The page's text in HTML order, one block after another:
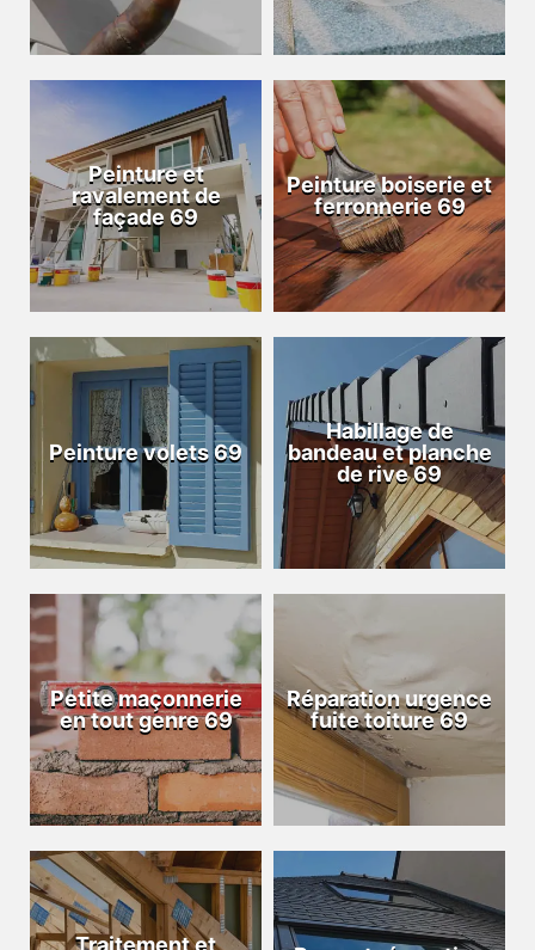
Peinture et
ravalement de
façade 69
Peinture boiserie et
ferronnerie 69
Peinture volets 69
Habillage de
bandeau et planche
de rive 69
Petite maçonnerie
en tout genre 69
Réparation urgence
fuite toiture 69
Traitement et